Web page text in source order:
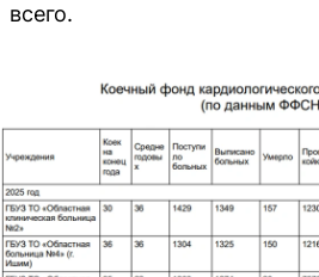
всего.